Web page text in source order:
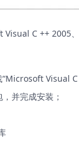
C ++ 2005
Visual C
并完成安装；